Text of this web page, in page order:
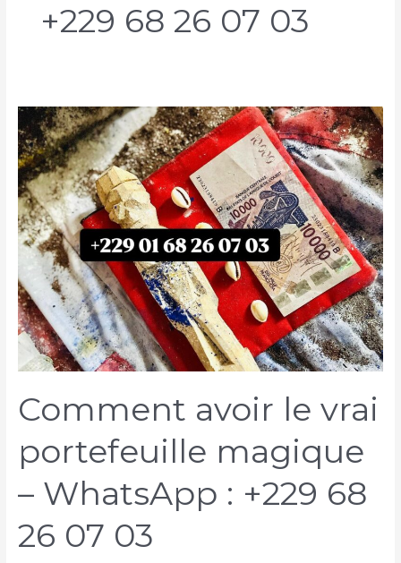
+229 68 26 07 03
Comment avoir le vrai
portefeuille magique
– WhatsApp : +229 68
26 07 03